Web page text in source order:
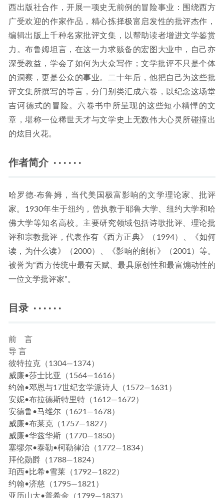
西出版社合作，开展一项史无前例的冒险事业：围绕西方
广受欢迎的作家作品，精心拣择极富启发性的批评杰作，
编辑出版上千种名家批评文集，以帮助读者增进文学鉴赏
力。布鲁姆坦言，在这一力求赅备的宏图大业中，自己亦
深受教益，学会了如何为大众写作；文学批评不只是个体
的洞察，更是公众的事业。二十年后，他把自己为这些批
评文集所撰写的导言，分门别类汇成六卷，以纪念这场堂
吉诃德式的冒险。六卷书中所呈现的这些短小精悍的文
章，堪称一位稀世天才与文学史上无数伟大心灵所碰撞出
的炫目火花。
作者简介 · · · · · ·
哈罗德·布鲁姆，当代美国极富影响的文学理论家、批评
家。1930年生于纽约，曾执教于耶鲁大学、纽约大学和哈
佛大学等知名高校。主要研究领域包括诗歌批评、理论批
评和宗教批评，代表作有《西方正典》（1994）、《如何
读，为什么读》（2000）、《影响的剖析》（2001）等。
被誉为“西方传统中最有天赋、最具原创性和最富煽动性的
一位文学批评家”。
目录 · · · · · ·
前 言
导 言
彼特拉克（1304—1374）
威廉•莎士比亚（1564—1616）
约翰•邓恩与17世纪玄学派诗人（1572—1631）
安妮•布拉德斯特里特（1612—1672）
安德鲁•马维尔（1621—1678）
威廉•布莱克（1757—1827）
威廉•华兹华斯（1770—1850）
塞缪尔•泰勒•柯勒律治（1772—1834）
拜伦勋爵（1788—1824）
珀西•比希•雪莱（1792—1822）
约翰•济慈（1795—1821）
亚历山大•普希金（1799—1837）